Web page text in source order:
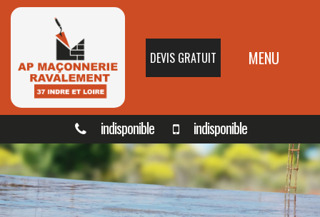
DEVIS GRATUIT MENU
indisponible indisponible